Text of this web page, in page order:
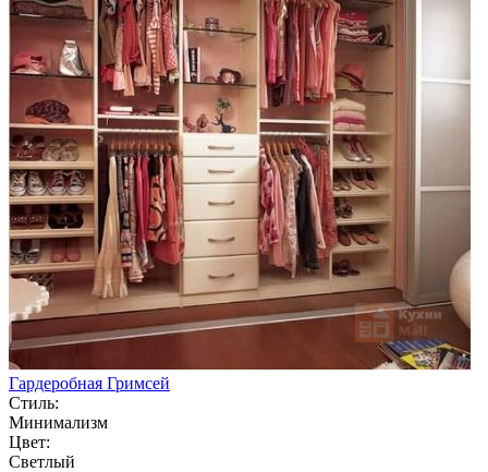
Гардеробная Гримсей
Стиль:
Минимализм
Цвет:
Светлый